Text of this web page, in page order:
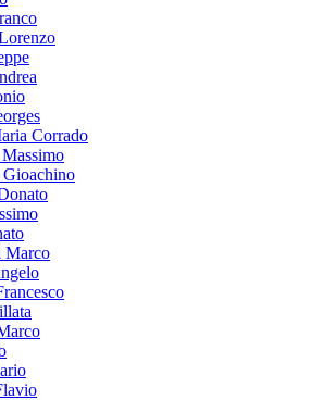
Corrado
Gioachino
Marco